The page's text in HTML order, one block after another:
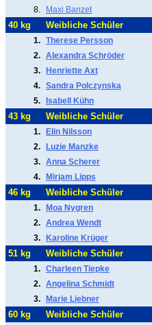
8.
Maxi Banzet
40 kg Weibliche Schüler
1. Therese Persson
2. Alexandra Schröder
3.
Henriette Axt
4. Sandra Polczynska
5.
Isabell Kühn
43 kg Weibliche Schüler
1. Elin Nilsson
2.
Luzie Manzke
3. Anna Scherer
4.
Mirjam Lipps
46 kg Weibliche Schüler
1. Moa Nygren
2. Andrea Wendt
3.
Karoline Krüger
51 kg Weibliche Schüler
1. Charleen Tiepke
2. Angelina Schmidt
3.
Marie Liebner
60 kg Weibliche Schüler